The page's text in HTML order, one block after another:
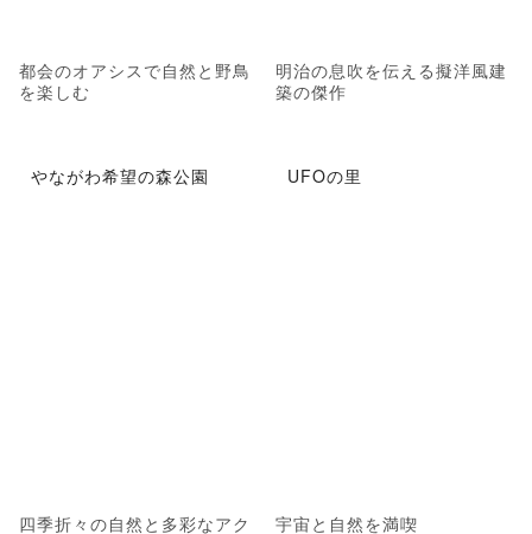
都会のオアシスで自然と野鳥
を楽しむ
明治の息吹を伝える擬洋風建
築の傑作
やながわ希望の森公園
四季折々の自然と多彩なアク
UFOの里
宇宙と自然を満喫